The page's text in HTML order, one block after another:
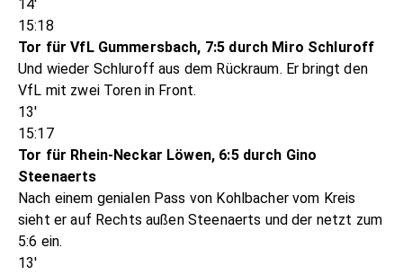
14'
15:18
Tor für VfL Gummersbach, 7:5 durch Miro Schluroff
Und wieder Schluroff aus dem Rückraum. Er bringt den
VfL mit zwei Toren in Front.
13'
15:17
Tor für Rhein-Neckar Löwen, 6:5 durch Gino
Steenaerts
Nach einem genialen Pass von Kohlbacher vom Kreis
sieht er auf Rechts außen Steenaerts und der netzt zum
5:6 ein.
13'